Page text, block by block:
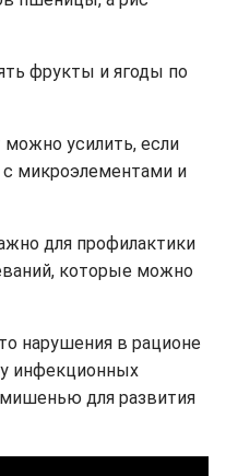
фрукты и ягоды по
усилить, если
микроэлементами и
для профилактики
которые можно
нарушения в рационе
инфекционных
для развития